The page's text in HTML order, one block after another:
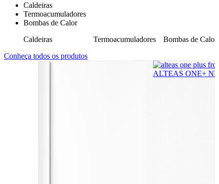
Caldeiras
Termoacumuladores
Bombas de Calor
Caldeiras Termoacumuladores
Bombas de Calor
Conheça todos os produtos
ALTEAS ONE+